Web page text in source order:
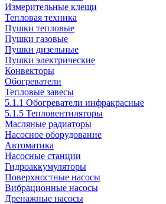
Измерительные клещи
Тепловая техника
Пушки тепловые
Пушки газовые
Пушки дизельные
Пушки электрические
Конвекторы
Обогреватели
Тепловые завесы
5.1.1 Обогреватели инфракрасные
5.1.5 Тепловентиляторы
Масляные радиаторы
Насосное оборудование
Автоматика
Насосные станции
Гидроаккумуляторы
Поверхностные насосы
Вибрационные насосы
Дренажные насосы